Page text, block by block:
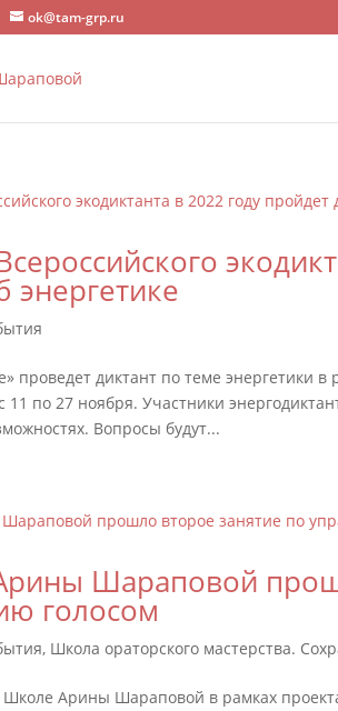
ok@tam-grp.ru
энергетике
проведет диктант по теме энергетики в
11 по 27 ноября. Участники
Вопросы будут...
Шараповой
голосом
, Школа ораторского мастерства.
Школе Арины Шараповой в рамках